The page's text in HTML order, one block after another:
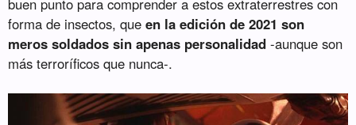
forma de insectos, que en la edición de 2021 son
meros soldados sin apenas personalidad -aunque son
más terroríficos que nunca-.